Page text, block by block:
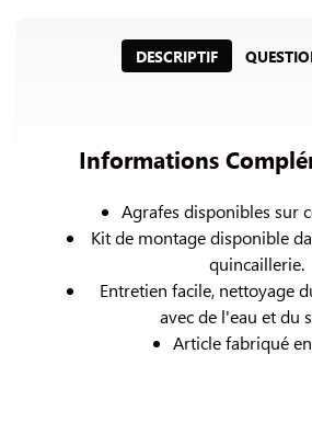
DESCRIPTIF
Informations
Agrafes disponibles sur
Kit de montage disponible
quincaillerie.
Entretien facile, nettoyage
avec de l'eau et du
Article fabriqué en